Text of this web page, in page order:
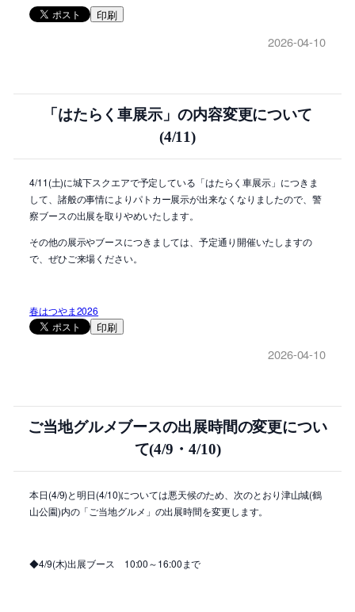
印刷
2026-04-10
「はたらく車展示」の内容変更について
(4/11)
4/11(土)に城下スクエアで予定している「はたらく車展示」につきま
して、諸般の事情によりパトカー展示が出来なくなりましたので、警
察ブースの出展を取りやめいたします。
その他の展示やブースにつきましては、予定通り開催いたしますの
で、ぜひご来場ください。
春はつやま2026
印刷
2026-04-10
ご当地グルメブースの出展時間の変更につい
て(4/9・4/10)
本日(4/9)と明日(4/10)については悪天候のため、次のとおり津山城(鶴
山公園)内の「ご当地グルメ」の出展時間を変更します。
◆4/9(木)出展ブース 10:00～16:00まで